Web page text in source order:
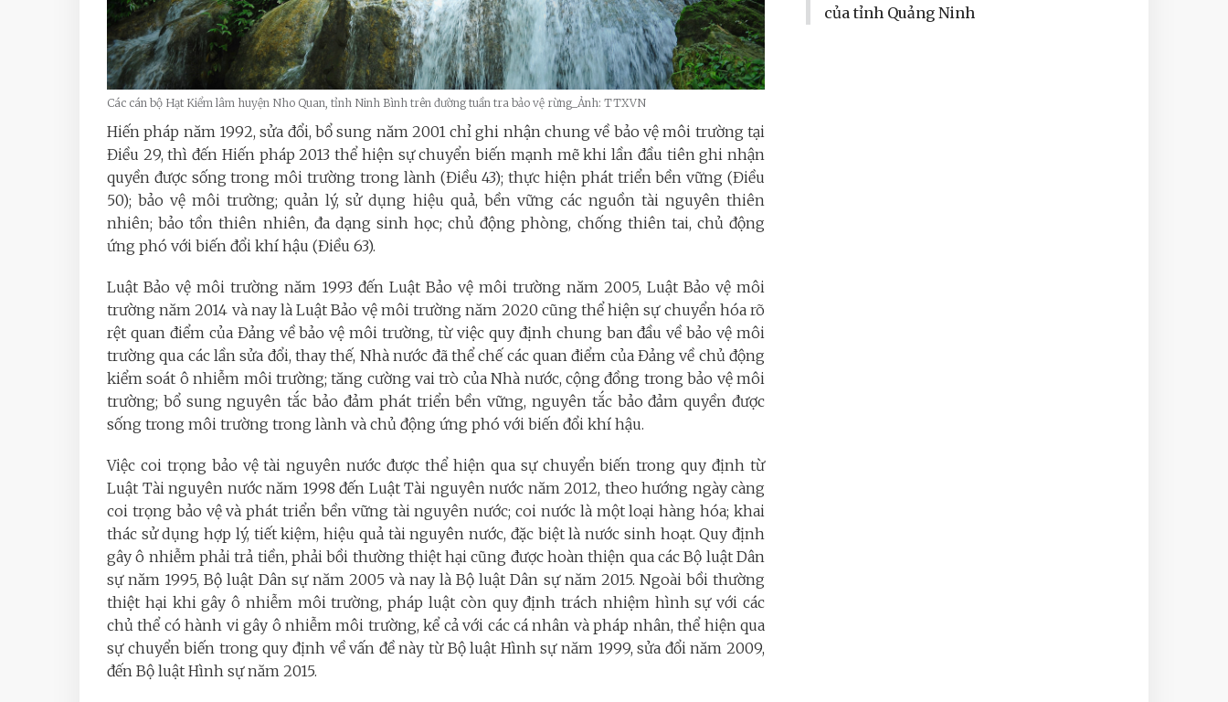
Các cán bộ Hạt Kiểm lâm huyện Nho Quan, tỉnh Ninh Bình trên đường tuần tra bảo vệ rừng_Ảnh: TTXVN
Hiến pháp năm 1992, sửa đổi, bổ sung năm 2001 chỉ ghi nhận chung về bảo vệ môi trường tại
Điều 29, thì đến Hiến pháp 2013 thể hiện sự chuyển biến mạnh mẽ khi lần đầu tiên ghi nhận
quyền được sống trong môi trường trong lành (Điều 43); thực hiện phát triển bền vững (Điều
50); bảo vệ môi trường; quản lý, sử dụng hiệu quả, bền vững các nguồn tài nguyên thiên
nhiên; bảo tồn thiên nhiên, đa dạng sinh học; chủ động phòng, chống thiên tai, chủ động
ứng phó với biến đổi khí hậu (Điều 63).
Luật Bảo vệ môi trường năm 1993 đến Luật Bảo vệ môi trường năm 2005, Luật Bảo vệ môi
trường năm 2014 và nay là Luật Bảo vệ môi trường năm 2020 cũng thể hiện sự chuyển hóa rõ
rệt quan điểm của Đảng về bảo vệ môi trường, từ việc quy định chung ban đầu về bảo vệ môi
trường qua các lần sửa đổi, thay thế, Nhà nước đã thể chế các quan điểm của Đảng về chủ động
kiểm soát ô nhiễm môi trường; tăng cường vai trò của Nhà nước, cộng đồng trong bảo vệ môi
trường; bổ sung nguyên tắc bảo đảm phát triển bền vững, nguyên tắc bảo đảm quyền được
sống trong môi trường trong lành và chủ động ứng phó với biến đổi khí hậu.
Việc coi trọng bảo vệ tài nguyên nước được thể hiện qua sự chuyển biến trong quy định từ
Luật Tài nguyên nước năm 1998 đến Luật Tài nguyên nước năm 2012, theo hướng ngày càng
coi trọng bảo vệ và phát triển bền vững tài nguyên nước; coi nước là một loại hàng hóa; khai
thác sử dụng hợp lý, tiết kiệm, hiệu quả tài nguyên nước, đặc biệt là nước sinh hoạt. Quy định
gây ô nhiễm phải trả tiền, phải bồi thường thiệt hại cũng được hoàn thiện qua các Bộ luật Dân
sự năm 1995, Bộ luật Dân sự năm 2005 và nay là Bộ luật Dân sự năm 2015. Ngoài bồi thường
thiệt hại khi gây ô nhiễm môi trường, pháp luật còn quy định trách nhiệm hình sự với các
chủ thể có hành vi gây ô nhiễm môi trường, kể cả với các cá nhân và pháp nhân, thể hiện qua
sự chuyển biến trong quy định về vấn đề này từ Bộ luật Hình sự năm 1999, sửa đổi năm 2009,
đến Bộ luật Hình sự năm 2015.
của tỉnh Quảng Ninh